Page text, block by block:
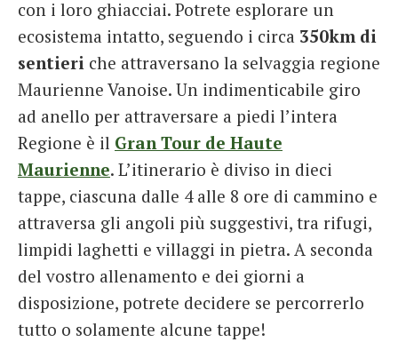
con i loro ghiacciai. Potrete esplorare un
ecosistema intatto, seguendo i circa 350km di
sentieri che attraversano la selvaggia regione
Maurienne Vanoise. Un indimenticabile giro
ad anello per attraversare a piedi l’intera
Regione è il Gran Tour de Haute
Maurienne. L’itinerario è diviso in dieci
tappe, ciascuna dalle 4 alle 8 ore di cammino e
attraversa gli angoli più suggestivi, tra rifugi,
limpidi laghetti e villaggi in pietra. A seconda
del vostro allenamento e dei giorni a
disposizione, potrete decidere se percorrerlo
tutto o solamente alcune tappe!